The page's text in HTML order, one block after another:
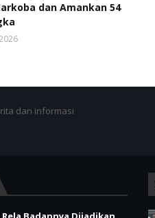
dan Amankan 54
dan informasi